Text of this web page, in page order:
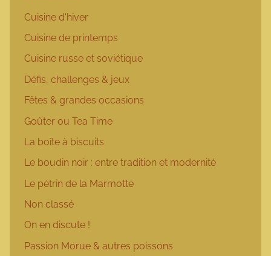
Cuisine d'hiver
Cuisine de printemps
Cuisine russe et soviétique
Défis, challenges & jeux
Fêtes & grandes occasions
Goûter ou Tea Time
La boîte à biscuits
Le boudin noir : entre tradition et modernité
Le pétrin de la Marmotte
Non classé
On en discute !
Passion Morue & autres poissons